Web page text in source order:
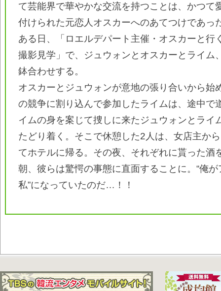
て芸能界で華やかな交流を持つことは、かつて
付けられた元恋人オスカーへのあてつけであっ
ある日、「ロエルデパート主催・オスカーと行
撮影見学」で、ジュウォンとオスカーとライム
鉢合わせする。
オスカーとジュウォンが意地の張り合いから始
の競争に割り込んで参加したライムは、途中で
イムの身を案じて捜しに来たジュウォンとライ
たどり着く。そこで休憩した2人は、女店主か
てホテルに帰る。その夜、それぞれに貰った酒
朝、彼らは驚愕の事態に直面することに。“俺が
私”になっていたのだ…！！